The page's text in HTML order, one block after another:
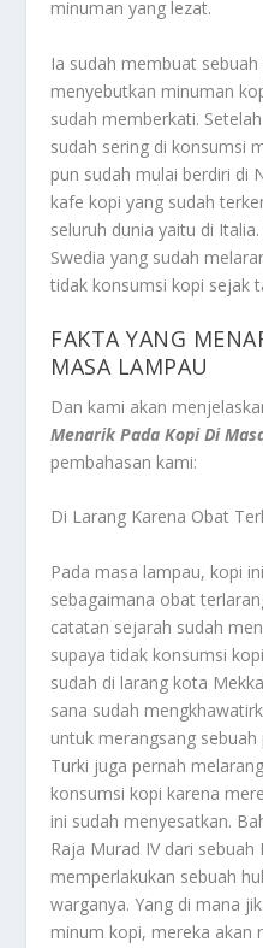
minuman yang lezat.
Ia sudah membuat
menyebutkan minuman
sudah memberkati.
sudah sering di konsumsi
pun sudah mulai berdiri di
kafe kopi yang sudah
seluruh dunia yaitu di
Swedia yang sudah
tidak konsumsi kopi sejak
FAKTA YANG
MASA LAMPAU
Dan kami akan
Menarik Pada Kopi Di
pembahasan kami:
Di Larang Karena Obat
Pada masa lampau, kopi
sebagaimana obat
catatan sejarah sudah
supaya tidak konsumsi
sudah di larang kota
sana sudah
untuk merangsang
Turki juga pernah
konsumsi kopi karena
ini sudah menyesatkan.
Raja Murad IV dari
memperlakukan sebuah
warganya. Yang di mana
minum kopi, mereka akan